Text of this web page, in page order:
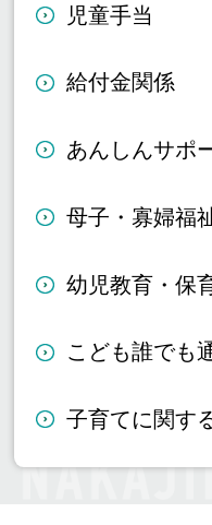
児童手当
給付金関係
あんしんサポ
母子・寡婦福
幼児教育・保
こども誰でも
子育てに関す